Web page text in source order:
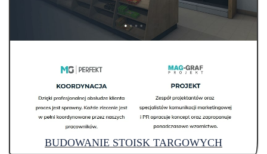
BUDOWANIE STOISK TARGOWYCH